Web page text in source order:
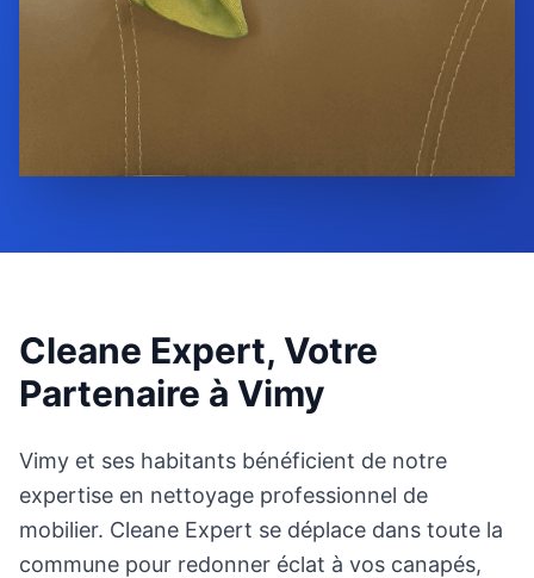
Cleane Expert, Votre
Partenaire à Vimy
Vimy et ses habitants bénéficient de notre
expertise en nettoyage professionnel de
mobilier. Cleane Expert se déplace dans toute la
commune pour redonner éclat à vos canapés,